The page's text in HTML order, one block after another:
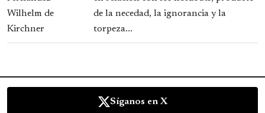
de la necedad, la ignorancia y la
torpeza...
Síganos en X